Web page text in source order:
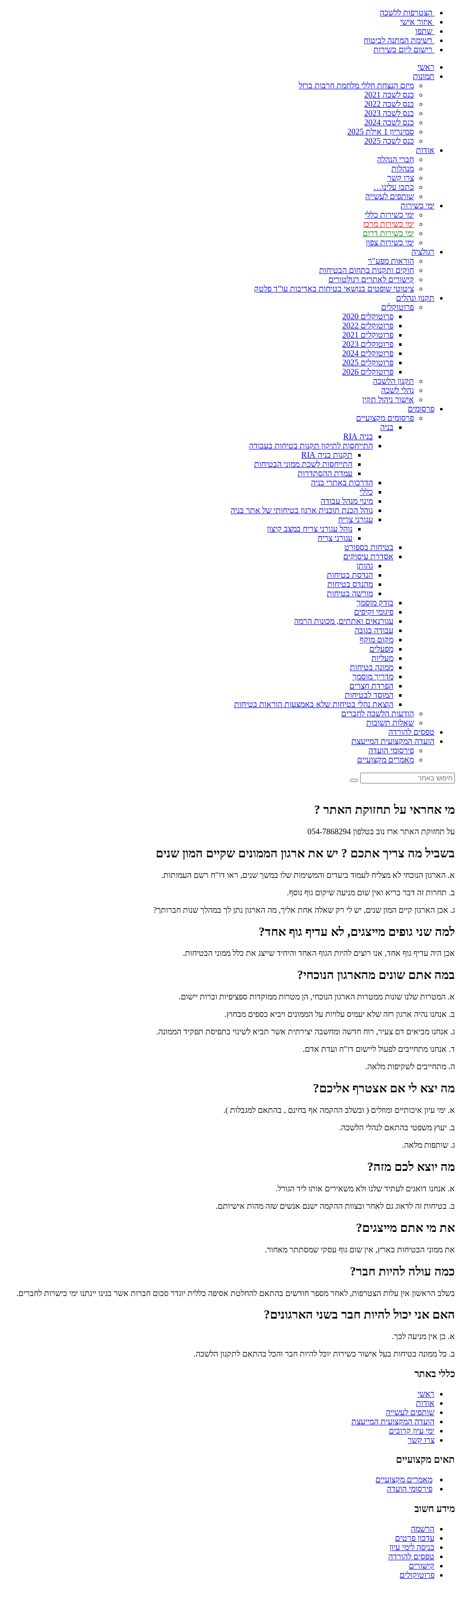
הצטרפות ללשכה
איזור אישי
שתפו
רשימת המתנה לביטוח
רישום ליום כשירות
ראשי
תמונות
מיזם הנצחת חללי מלחמת חרבות ברזל
כנס לשכה 2021
כנס לשכה 2022
כנס לשכה 2023
כנס לשכה 2024
סמינריון 1 אילת 2025
כנס לשכה 2025
אודות
חברי הנהלה
מנהלות
צרו קשר
כתבו עלינו…
שותפים לעשייה
ימי כשירות
ימי כשירות כללי
ימי כשירות מרכז
ימי כשירות דרום
ימי כשירות צפון
רגולציה
הוראות מפע"ר
חוקים ותקנות בתחום הבטיחות
קישורים לאתרים רגולטורים
ציטוטי שופטים בנושאי בטיחות באדיבות עו”ד פלטק
תקנון ונהלים
פרוטוקלים
פרוטוקלים 2020
פרוטוקלים 2022
פרוטוקלים 2021
פרוטוקלים 2023
פרוטוקלים 2024
פרוטוקלים 2025
פרוטוקלים 2026
תקנון הלשכה
נהלי לשכה
אישור ניהול תקין
פרסומים
פרסומים מקצועיים
בניה
בניה RIA
התייחסות לתיקון תקנות בטיחות בעבודה
תקנות בניה RIA
התייחסות לשכת ממוני הבטיחות
עמדת ההסתדרות
הדרכות באתרי בניה
כללי
מינוי מנהל עבודה
נוהל הכנת תוכנית ארגון בטיחותי של אתר בניה
עגורני צריח
נוהל עגורני צריח במצב קיצון
עגורני צריח
בטיחות בספורט
אסדרת עיסוקים
גהותן
הנדסת בטיחות
מהנדס בטיחות
מורשה בטיחות
בודק מוסמך
פיגומי זקיפים
עגורנאים ואתתים, מכונות הרמה
עבודה בגובה
מקום מוקף
מפעלים
מעליות
ממונה בטיחות
מדריך מוסמך
הפרדת חצרים
המוסד לבטיחות
הוצאת נהלי בטיחות שלא באמצעות הוראות בטיחות
הודעות הלשכה לחברים
שאלות תשובות
טפסים להורדה
הועדה המקצועית המייעצת
פירסומי הועדה
מאמרים מקצועיים
מי אחראי על תחזוקת האתר ?
על תחזוקת האתר ארז נוב בטלפון 054-7868294
בשביל מה צריך אתכם ? יש את ארגון הממונים שקיים המון שנים
א. הארגון הנוכחי לא מצליח לעמוד ביעדים והמשימות שלו במשך שנים, ראו דו"ח רשם העמותות.
ב. תחרות זה דבר בריא ואין שום מניעה שיקום גוף נוסף.
ג. אכן הארגון קיים המון שנים, יש לי רק שאלה אחת אליך, מה הארגון נתן לך במהלך שנות חברותך?
למה שני גופים מייצגים, לא עדיף גוף אחד?
אכן היה עדיף גוף אחד, אנו רוצים להיות הגוף האחד והיחיד שייצג את כלל ממוני הבטיחות.
במה אתם שונים מהארגון הנוכחי?
א. המטרות שלנו שונות ממטרות הארגון הנוכחי, הן מטרות ממוקדות ספציפיות וברות יישום.
ב. אנחנו נהיה ארגון רזה שלא יעמיס עלויות על הממונים ויביא כספים מבחוץ.
ג. אנחנו מביאים דם צעיר, רוח חדשה ומחשבה יצירתית אשר תביא לשינוי בתפיסת תפקיד הממונה.
ד. אנחנו מתחייבים לפעול ליישום דו"ח ועדת אדם.
ה. מתחייבים לשקיפות מלאה.
מה יצא לי אם אצטרף אליכם?
א. ימי עיון איכותיים ומוזלים ( ובשלב ההקמה אף בחינם , בהתאם למגבלות ).
ב. יעוץ משפטי בהתאם לנהלי הלשכה.
ג. שותפות מלאה.
מה יוצא לכם מזה?
א. אנחנו דואגים לעתיד שלנו ולא משאירים אותו ליד הגורל.
ב. בטיחות זה לדאוג גם לאחר ובצוות ההקמה ישנם אנשים שזה מהות אישיותם.
את מי אתם מייצגים?
את ממוני הבטיחות בארץ, אין שום גוף עסקי שמסתתר מאחור.
כמה עולה להיות חבר?
בשלב הראשון אין עלות הצטרפות, לאחר מספר חודשים בהתאם להחלטת אסיפה כללית יוגדר סכום חברות אשר בגינו יינתנו ימי כישרות לחברים.
האם אני יכול להיות חבר בשני הארגונים?
א. כן אין מניעה לכך.
ב. כל ממונה בטיחות בעל אישור כשירות יוכל להיות חבר והכל בהתאם לתקנון הלשכה.
כללי באתר
ראשי
אודות
שותפים לעשייה
הועדה המקצועית המייעצת
ימי עיון קרובים
צרו קשר
תאים מקצועיים
מאמרים מקצועיים
פירסומי הועדה
מידע חשוב
הרשמה
עדכון פרטים
כניסה לימי עיון
טפסים להורדה
קישורים
פרוטוקולים